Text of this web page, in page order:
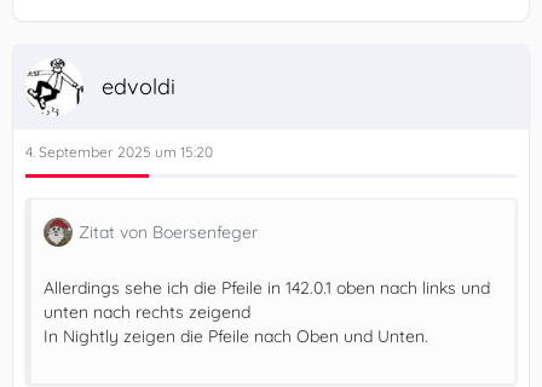
edvoldi
4. September 2025 um 15:20
Zitat von Boersenfeger
Allerdings sehe ich die Pfeile in 142.0.1 oben nach links und
unten nach rechts zeigend
In Nightly zeigen die Pfeile nach Oben und Unten.